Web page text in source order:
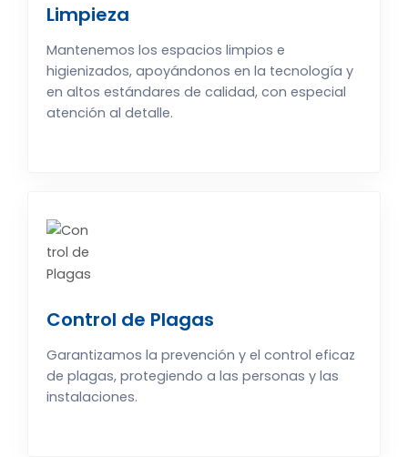
Limpieza
Mantenemos los espacios limpios e
higienizados, apoyándonos en la tecnología y
en altos estándares de calidad, con especial
atención al detalle.
Control de Plagas
Garantizamos la prevención y el control eficaz
de plagas, protegiendo a las personas y las
instalaciones.